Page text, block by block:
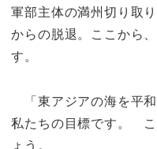
軍部主体の満州切り取
からの脱退。ここから
す。
「東アジアの海を平
私たちの目標です。
ょう。